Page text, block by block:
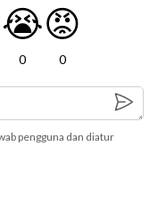
😭
0
😡
0
pengguna dan diatur